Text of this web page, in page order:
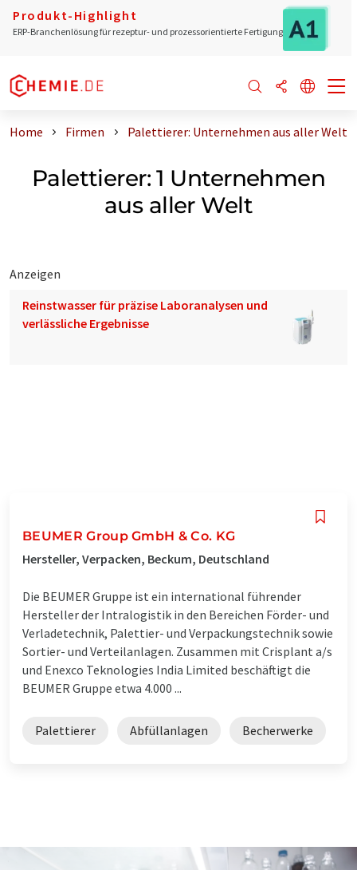
Produkt-Highlight
ERP-Branchenlösung für rezeptur- und prozessorientierte Fertigung
Home Firmen Palettierer: Unternehmen aus aller Welt
Palettierer: 1 Unternehmen
aus aller Welt
Anzeigen
Reinstwasser für präzise Laboranalysen und
verlässliche Ergebnisse
BEUMER Group GmbH & Co. KG
Hersteller, Verpacken, Beckum, Deutschland
Die BEUMER Gruppe ist ein international führender
Hersteller der Intralogistik in den Bereichen Förder- und
Verladetechnik, Palettier- und Verpackungstechnik sowie
Sortier- und Verteilanlagen. Zusammen mit Crisplant a/s
und Enexco Teknologies India Limited beschäftigt die
BEUMER Gruppe etwa 4.000 ...
Palettierer Abfüllanlagen Becherwerke